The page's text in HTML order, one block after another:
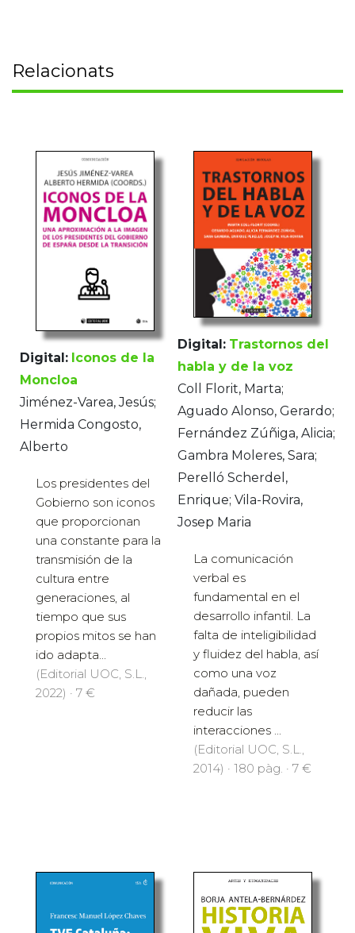
Relacionats
Digital: Iconos de la
Moncloa
Jiménez-Varea, Jesús;
Hermida Congosto,
Alberto
Los presidentes del
Gobierno son iconos
que proporcionan
una constante para la
transmisión de la
cultura entre
generaciones, al
tiempo que sus
propios mitos se han
ido adapta...
(Editorial UOC, S.L.,
2022) · 7 €
Digital: Trastornos del
habla y de la voz
Coll Florit, Marta;
Aguado Alonso, Gerardo;
Fernández Zúñiga, Alicia;
Gambra Moleres, Sara;
Perelló Scherdel,
Enrique; Vila-Rovira,
Josep Maria
La comunicación
verbal es
fundamental en el
desarrollo infantil. La
falta de inteligibilidad
y fluidez del habla, así
como una voz
dañada, pueden
reducir las
interacciones ...
(Editorial UOC, S.L.,
2014) · 180 pàg. · 7 €